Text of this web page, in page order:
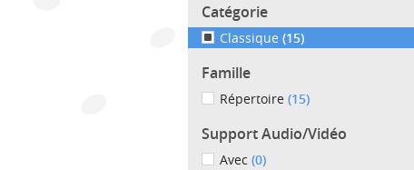
Catégorie
Classique (15)
Famille
Répertoire (15)
Support Audio/Vidéo
Avec (0)